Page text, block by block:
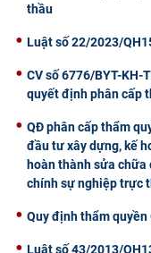
thầu
Luật số 22/2023/
CV số 6776/BYT-KH-
quyết định phân cấp
QĐ phân cấp thẩm
đầu tư xây dựng, kế
hoàn thành sửa
chính sự nghiệp trực
Quy định thẩm quyền
Luật số 43/2013/